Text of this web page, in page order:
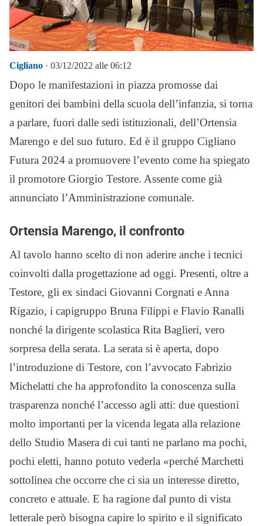
Cigliano · 03/12/2022 alle 06:12
Dopo le manifestazioni in piazza promosse dai
genitori dei bambini della scuola dell’infanzia, si torna
a parlare, fuori dalle sedi istituzionali, dell’Ortensia
Marengo e del suo futuro. Ed è il gruppo Cigliano
Futura 2024 a promuovere l’evento come ha spiegato
il promotore Giorgio Testore. Assente come già
annunciato l’Amministrazione comunale.
Ortensia Marengo, il confronto
Al tavolo hanno scelto di non aderire anche i tecnici
coinvolti dalla progettazione ad oggi. Presenti, oltre a
Testore, gli ex sindaci Giovanni Corgnati e Anna
Rigazio, i capigruppo Bruna Filippi e Flavio Ranalli
nonché la dirigente scolastica Rita Baglieri, vero
sorpresa della serata. La serata si è aperta, dopo
l’introduzione di Testore, con l’avvocato Fabrizio
Michelatti che ha approfondito la conoscenza sulla
trasparenza nonché l’accesso agli atti: due questioni
molto importanti per la vicenda legata alla relazione
dello Studio Masera di cui tanti ne parlano ma pochi,
pochi eletti, hanno potuto vederla «perché Marchetti
sottolinea che occorre che ci sia un interesse diretto,
concreto e attuale. E ha ragione dal punto di vista
letterale però bisogna capire lo spirito e il significato